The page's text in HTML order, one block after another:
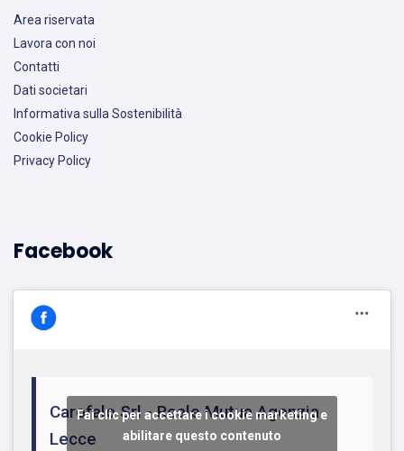
Area riservata
Lavora con noi
Contatti
Dati societari
Informativa sulla Sostenibilità
Cookie Policy
Privacy Policy
Facebook
Carofalo Srl - Reale Mutua Agenzia
Lecce
Fai clic per accettare i cookie marketing e
abilitare questo contenuto